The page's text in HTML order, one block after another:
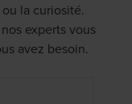
la curiosité.
experts vous
avez besoin.